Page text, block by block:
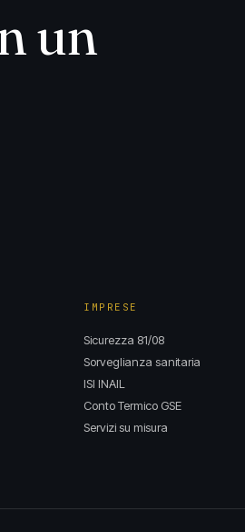
un
IMPRESE
Sicurezza 81/08
Sorveglianza sanitaria
ISI INAIL
Conto Termico GSE
Servizi su misura